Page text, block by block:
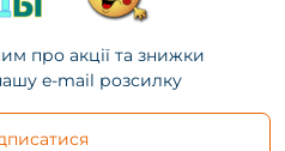
про акції та знижки
e-mail розсилку